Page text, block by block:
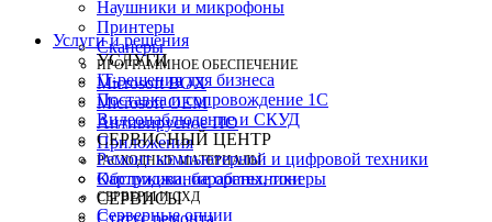
Наушники и микрофоны
Принтеры
Сканеры
ПРОГРАММНОЕ ОБЕСПЕЧЕНИЕ
Microsoft BOX
Microsoft OEM
Антивирусное ПО
Приложения
РАСХОДНЫЕ МАТЕРИАЛЫ
Картриджи, барабаны, тонеры
СЕРВЕРЫ И СХД
Серверные опции
Услуги и решения
УСЛУГИ
IT-решения для бизнеса
Поставка и сопровождение 1C
Видеонаблюдение и СКУД
СЕРВИСНЫЙ ЦЕНТР
Ремонт компьютерной и цифровой техники
Обслуживание оргтехники
СЕРВИСЫ
Статус ремонта